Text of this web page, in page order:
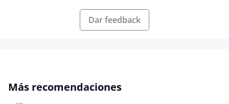
Dar feedback
Omitir la galería de productos
Más recomendaciones